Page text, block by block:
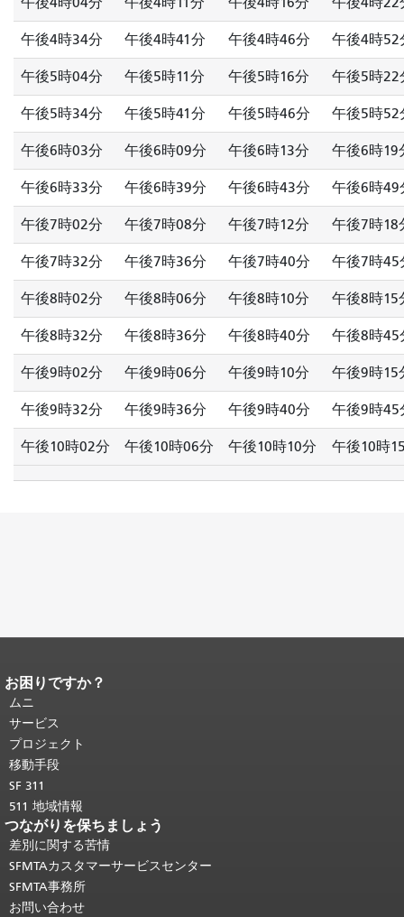
午後4時34分 午後4時41分 午後4時46分 午後4時52
午後5時04分 午後5時11分 午後5時16分 午後5時22
午後5時34分 午後5時41分 午後5時46分 午後5時52
午後6時03分 午後6時09分 午後6時13分 午後6時19
午後6時33分 午後6時39分 午後6時43分 午後6時49
午後7時02分 午後7時08分 午後7時12分 午後7時18
午後7時32分 午後7時36分 午後7時40分 午後7時45
午後8時02分 午後8時06分 午後8時10分 午後8時15
午後8時32分 午後8時36分 午後8時40分 午後8時45
午後9時02分 午後9時06分 午後9時10分 午後9時15
午後9時32分 午後9時36分 午後9時40分 午後9時45
午後10時02分 午後10時06分 午後10時10分 午後10時
ページコンテンツの終わり。
ジの残りの部分はすべてのページで繰
り返されます。
頭に戻る。
お困りですか？
ムニ
サービス
プロジェクト
移動手段
SF 311
511 地域情報
つながりを保ちましょう
差別に関する苦情
SFMTAカスタマーサービスセンター
SFMTA事務所
お問い合わせ